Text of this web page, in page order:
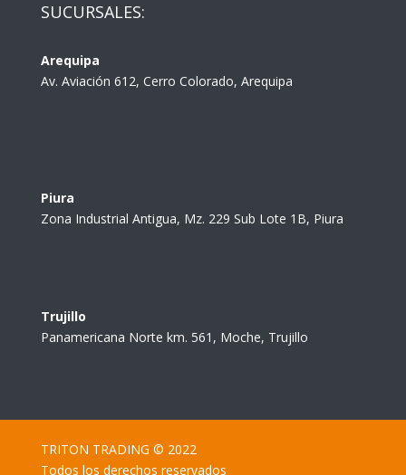
SUCURSALES:
Arequipa
Av. Aviación 612, Cerro Colorado, Arequipa
Piura
Zona Industrial Antigua, Mz. 229 Sub Lote 1B, Piura
Trujillo
Panamericana Norte km. 561, Moche, Trujillo
TRITON TRADING © 2022
Todos los derechos reservados